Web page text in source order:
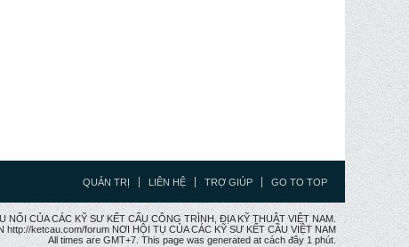
QUẢN TRỊ LIÊN HỆ TRỢ GIÚP GO TO TOP
CỦA CÁC KỸ SƯ KẾT CẤU CÔNG TRÌNH, ĐỊA KỸ THUẬT VIỆT NAM.
http://ketcau.com/forum NƠI HỘI TỤ CỦA CÁC KỸ SƯ KẾT CÂU VIỆT NAM
All times are GMT+7. This page was generated at cách đây 1 phút.